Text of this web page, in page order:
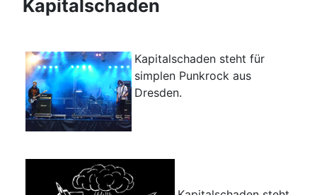
Kapitalschaden
Kapitalschaden steht für
simplen Punkrock aus
Dresden.